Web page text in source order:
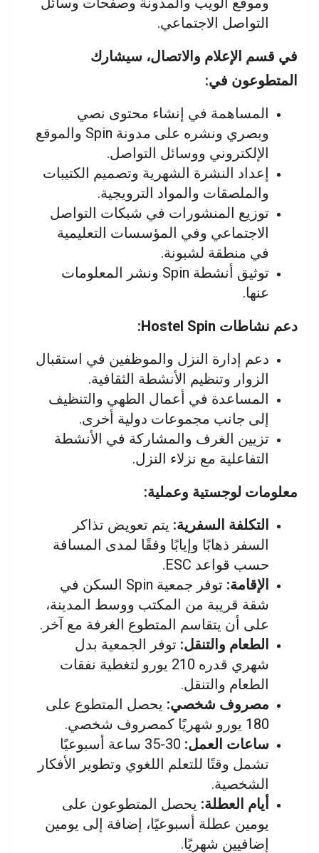
التواصل الاجتماعي.
في قسم الإعلام والاتصال، سيشارك
المتطوعون في:
المساهمة في إنشاء محتوى نصي
وبصري ونشره على مدونة Spin والموقع
الإلكتروني ووسائل التواصل.
إعداد النشرة الشهرية وتصميم الكتيبات
والملصقات والمواد الترويجية.
توزيع المنشورات في شبكات التواصل
الاجتماعي وفي المؤسسات التعليمية
في منطقة لشبونة.
توثيق أنشطة Spin ونشر المعلومات
عنها.
دعم نشاطات Hostel Spin:
دعم إدارة النزل والموظفين في استقبال
الزوار وتنظيم الأنشطة الثقافية.
المساعدة في أعمال الطهي والتنظيف
إلى جانب مجموعات دولية أخرى.
تزيين الغرف والمشاركة في الأنشطة
التفاعلية مع نزلاء النزل.
معلومات لوجستية وعملية:
التكلفة السفرية: يتم تعويض تذاكر
السفر ذهابًا وإيابًا وفقًا لمدى المسافة
حسب قواعد ESC.
الإقامة:
توفر جمعية Spin السكن في
شقة قريبة من المكتب ووسط المدينة،
على أن يتقاسم المتطوع الغرفة مع آخر.
الطعام والتنقل: توفر الجمعية بدل
شهري قدره 210 يورو لتغطية نفقات
الطعام والتنقل.
مصروف شخصي: يحصل المتطوع على
180 يورو شهريًا كمصروف شخصي.
ساعات العمل:
30-35 ساعة أسبوعيًا
تشمل وقتًا للتعلم اللغوي وتطوير الأفكار
الشخصية.
أيام العطلة: يحصل المتطوعون على
يومين عطلة أسبوعيًا، إضافة إلى يومين
إضافيين شهريًا.